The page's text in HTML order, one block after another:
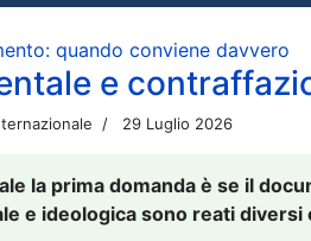
quando conviene davvero
e
29 Luglio 2026
la prima domanda è se il
e ideologica sono reati diversi